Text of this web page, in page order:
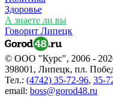
Здоровье
А знаете ли вы
Говорит Липецк
© ООО "Курс", 2006 -
398001, Липецк, пл.
Тел.: (4742) 35-72-96, 35-
email: boss@gorod48.ru